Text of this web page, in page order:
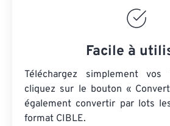
Facile à
Téléchargez simplement
cliquez sur le bouton «
également convertir par lots
format CIBLE.